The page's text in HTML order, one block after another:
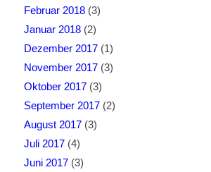
Februar 2018(3)
Januar 2018(2)
Dezember 2017(1)
November 2017(3)
Oktober 2017(3)
September 2017(2)
August 2017(3)
Juli 2017(4)
Juni 2017(3)